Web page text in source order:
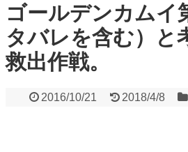
ゴールデンカムイ
タバレを含む）と
救出作戦。
2016/10/21 2018/4/8